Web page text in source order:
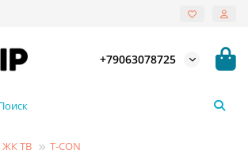
+79063078725
ЖК ТВ T-СON